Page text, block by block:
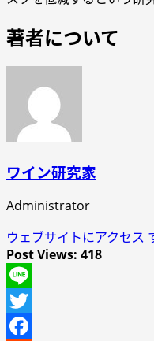
著者について
ワイン研究家
Administrator
ウェブサイトにアクセス
Post Views: 418
Line
Twitter